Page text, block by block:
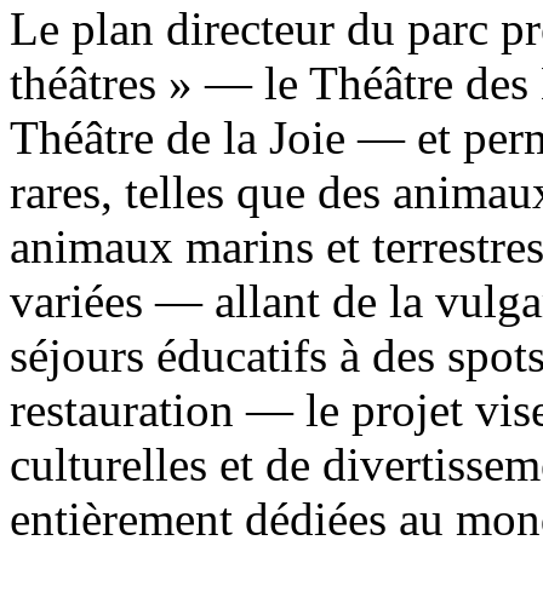
Le plan directeur du parc
théâtres » — le Théâtre
Théâtre de la Joie — et
rares, telles que des
animaux marins et
variées — allant de la
séjours éducatifs à des
restauration — le projet
culturelles et de
entièrement dédiées au